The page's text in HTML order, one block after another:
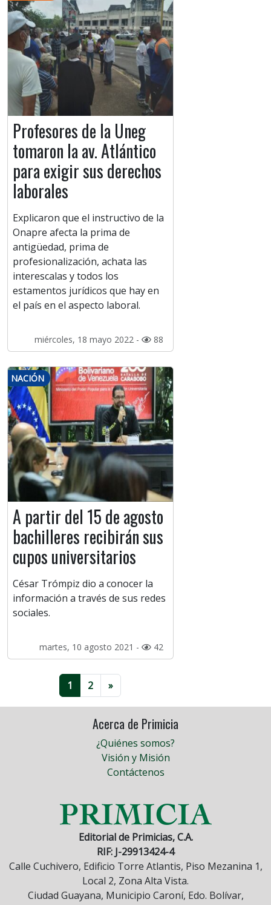
Profesores de la Uneg
tomaron la av. Atlántico
para exigir sus derechos
laborales
Explicaron que el instructivo de la
Onapre afecta la prima de
antigüedad, prima de
profesionalización, achata las
interescalas y todos los
estamentos jurídicos que hay en
el país en el aspecto laboral.
miércoles, 18 mayo 2022 - 88
NACIÓN
A partir del 15 de agosto
bachilleres recibirán sus
cupos universitarios
César Trómpiz dio a conocer la
información a través de sus redes
sociales.
martes, 10 agosto 2021 - 42
1 2 »
Acerca de Primicia
¿Quiénes somos?
Visión y Misión
Contáctenos
Editorial de Primicias, C.A.
RIF: J-29913424-4
Calle Cuchivero, Edificio Torre Atlantis, Piso Mezanina 1,
Local 2, Zona Alta Vista.
Ciudad Guayana, Municipio Caroní, Edo. Bolívar,